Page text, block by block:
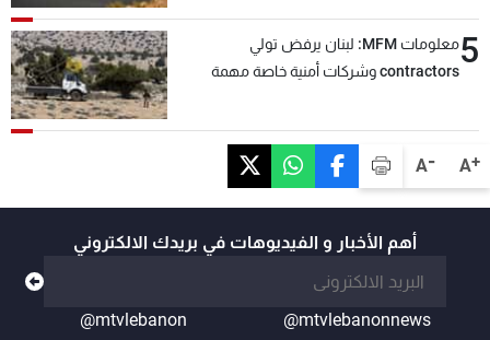
A+
A-
5
معلومات MFM: لبنان يرفض تولي
contractors وشركات أمنية خاصة مهمة
أهم الأخبار و الفيديوهات في بريدك الالكتروني
@mtvlebanonnews
@mtvlebanon